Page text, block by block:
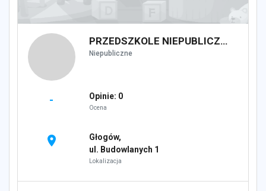
PRZEDSZKOLE NIEPUBLICZNE "PROMYK"
Niepubliczne
- Opinie: 0
Ocena
location_on
Głogów,
ul. Budowlanych 1
Lokalizacja